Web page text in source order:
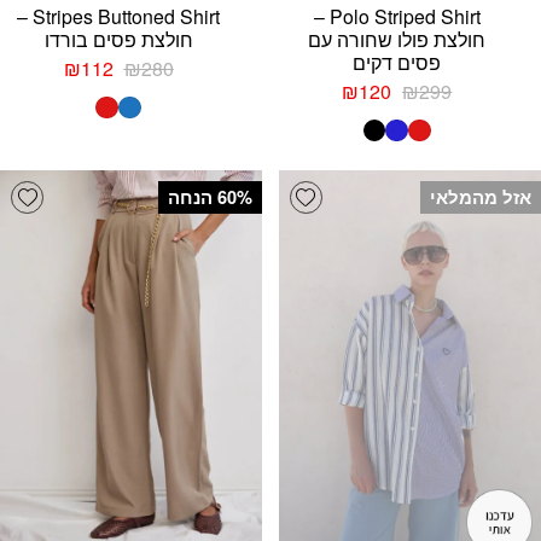
Polo Striped Shirt –
חולצת פולו שחורה עם
פסים דקים
₪299
המחיר
המקורי
היה:
₪120
המחיר
Stripes Buttoned Shirt –
חולצת פסים בורדו
₪280
המחיר
המקורי
היה:
₪112
Add wishlist אזל מהמלאי ‫60% הנחה